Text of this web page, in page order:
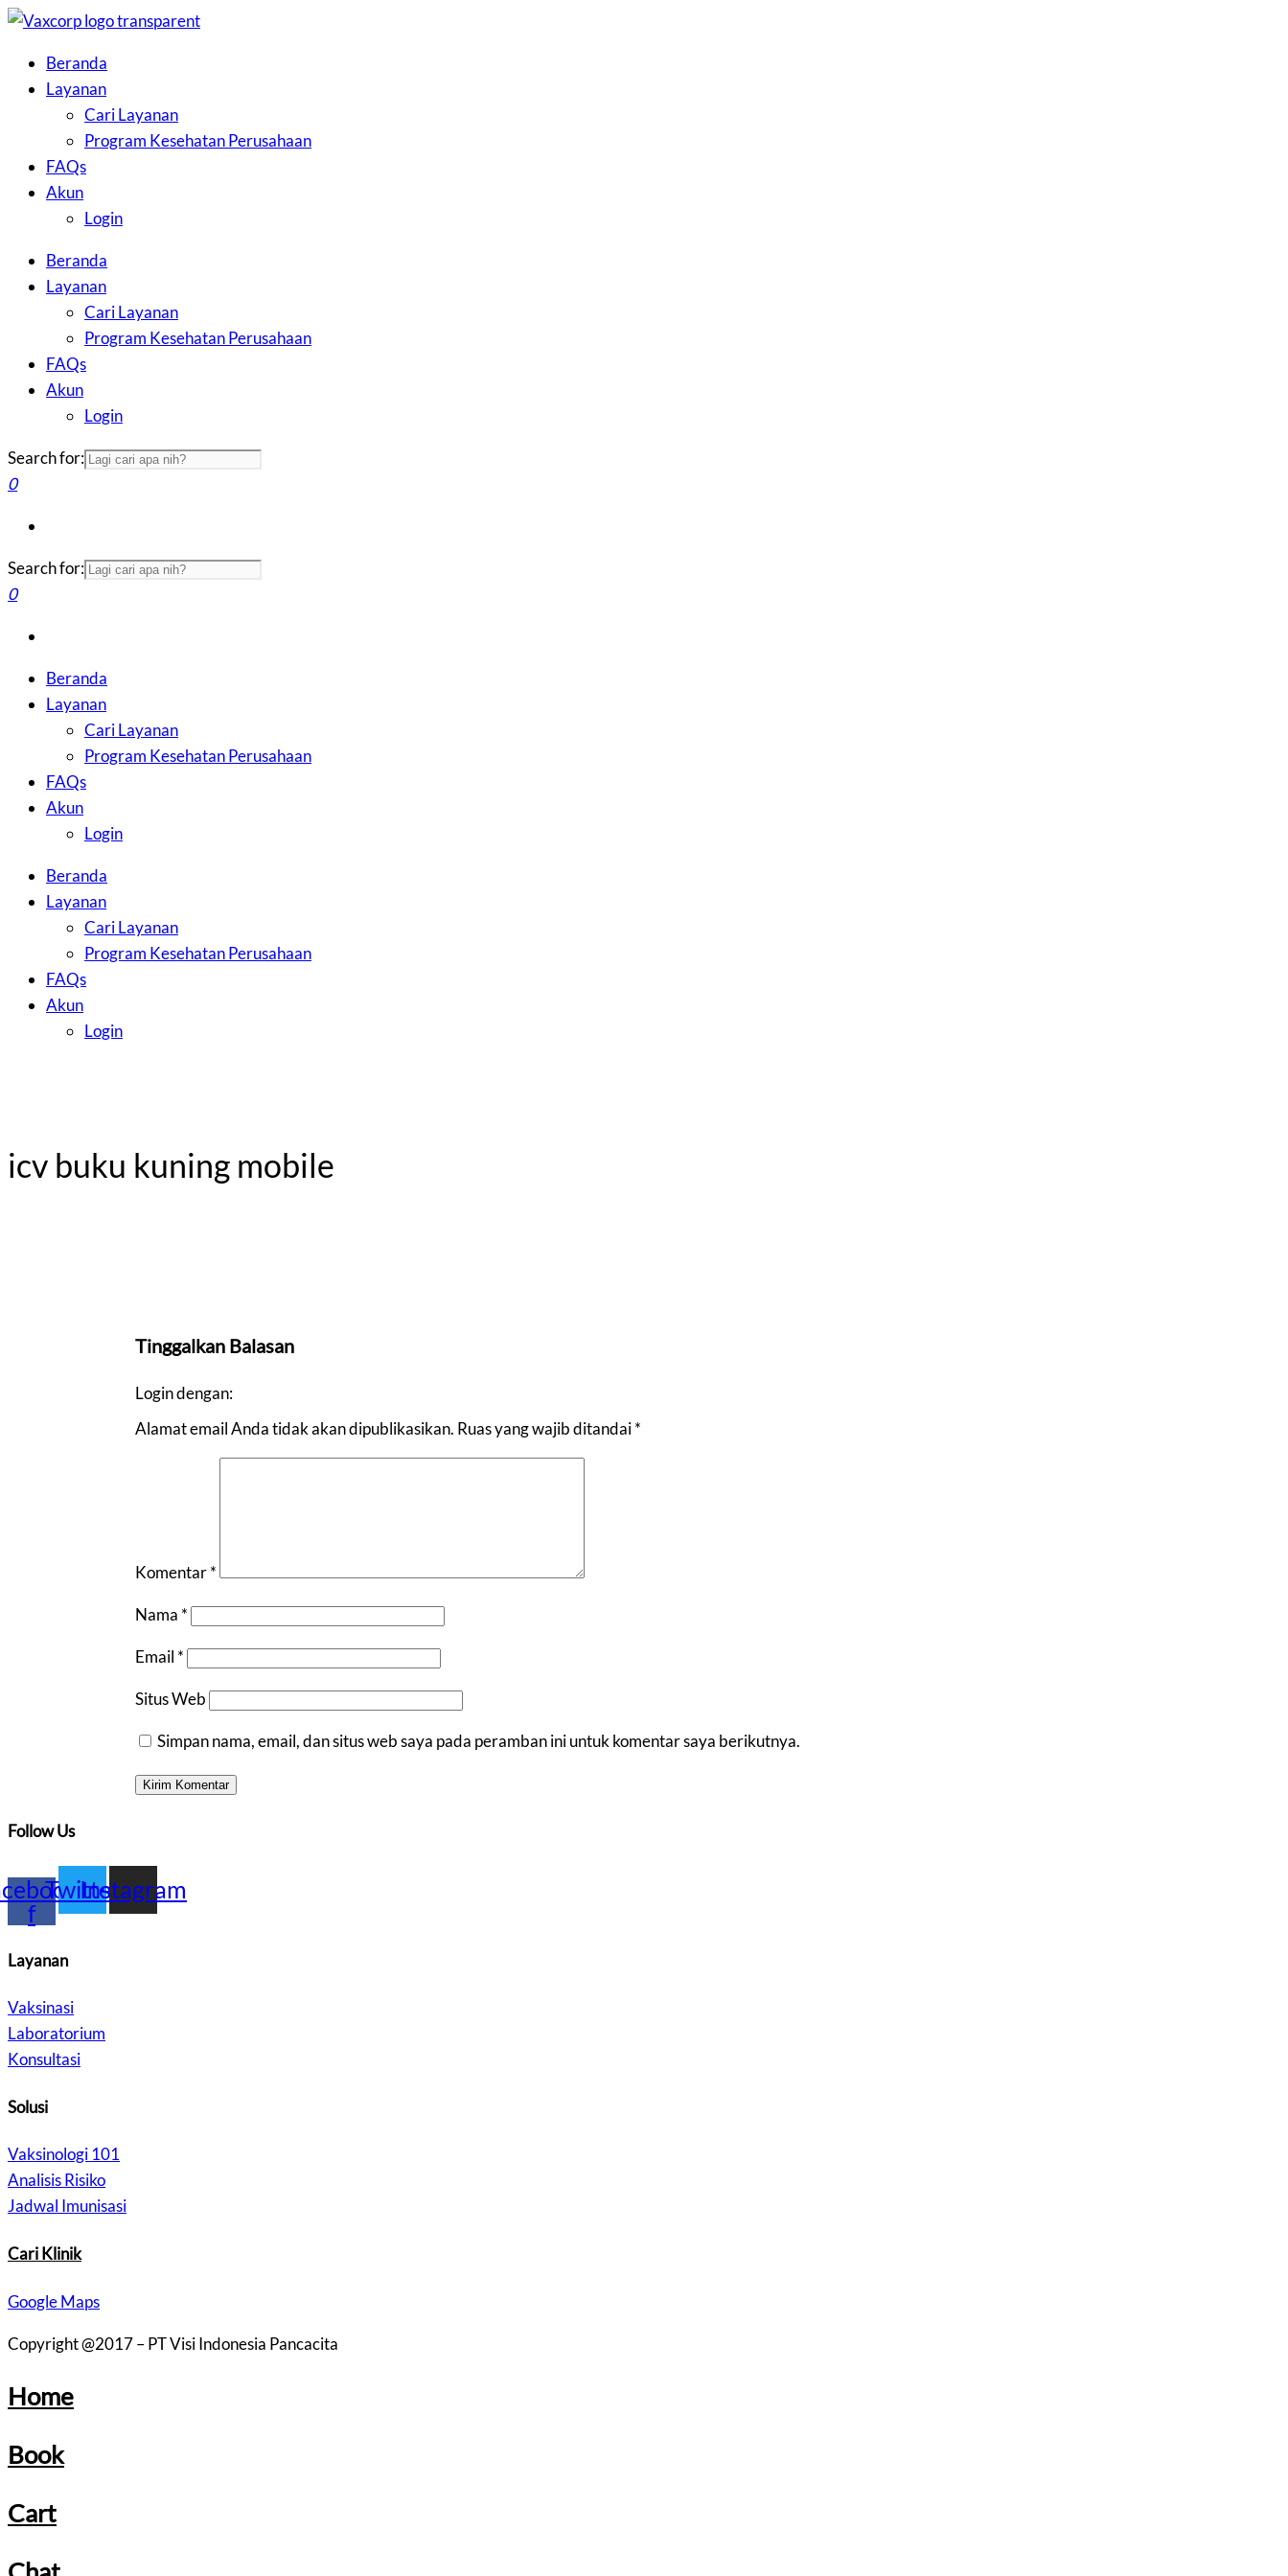
Skip
the
content
Beranda
Layanan
Cari Layanan
Program Kesehatan Perusahaan
FAQs
Akun
Login
Beranda
Layanan
Cari Layanan
Program Kesehatan Perusahaan
FAQs
Akun
Login
Search for:
0
Search for:
0
Beranda
Layanan
Cari Layanan
Program Kesehatan Perusahaan
FAQs
Akun
Login
Beranda
Layanan
Cari Layanan
Program Kesehatan Perusahaan
FAQs
Akun
Login
icv buku kuning mobile
Tinggalkan Balasan
Login dengan:
Alamat email Anda tidak akan dipublikasikan. Ruas yang wajib ditandai*
Komentar*
Nama *
Email *
Situs Web
Simpan nama, email, dan situs web saya pada peramban ini untuk komentar saya berikutnya.
Follow Us
f
Twitter
Instagram
Layanan
Vaksinasi
Laboratorium
Konsultasi
Solusi
Vaksinologi 101
Analisis Risiko
Jadwal Imunisasi
Cari Klinik
Google Maps
Copyright @2017 – PT Visi Indonesia Pancacita
Home
Book
Cart